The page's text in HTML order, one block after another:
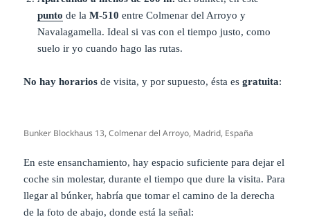
punto de laM-510entre Colmenar del Arroyo y
Navalagamella. Ideal si vas con el tiempo justo, como
suelo ir yo cuando hago las rutas.
No hay horarios de visita, y por supuesto, ésta esgratuita:
Bunker Blockhaus 13, Colmenar del Arroyo, Madrid, España
En este ensanchamiento, hay espacio suficiente para dejar el
coche sin molestar, durante el tiempo que dure la visita. Para
llegar al búnker, habría que tomar el camino de la derecha
de la foto de abajo, donde está la señal: